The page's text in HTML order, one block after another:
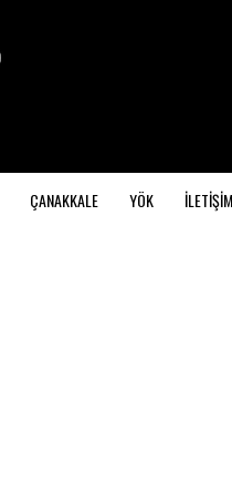
ÇANAKKALE YÖK İLETİŞİM